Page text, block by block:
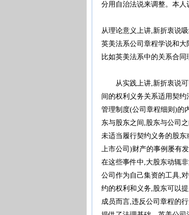
分用自治法说来调整。本
从理论意义上讲,新折衷说
英美法系公司章程学说和大
比如英美法系中的关系合
从实践上讲,新折衷说可
间的权利义务关系适用契
管理制度(公司章程细则)的
东与股东之间,股东与公司
未适当履行契约义务的股
上市公司)财产的事例屡有
在这些事件中,大股东动辄
公司作为自己集资的工具,
约的权利和义务,股东可以
成员而言,违反公司章程的